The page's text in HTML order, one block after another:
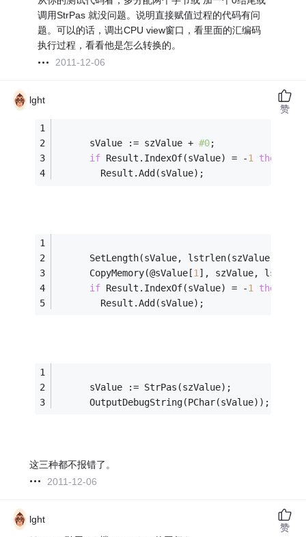
调用StrPas 就没问题。说明直接赋值过程的代码有问
题。可以的话，调出CPU view窗口，看里面的汇编码
执行过程，看看他是怎么转换的。
2011-12-06
lght
      sValue := szValue +
#0;
if Result.IndexOf(sValue) = -1 then
        Result.Add(sValue);
      SetLength(sValue, lstrlen(szValue) +
      CopyMemory(@sValue[
1 ], szValue,
if Result.IndexOf(sValue) = -1
then
        Result.Add(sValue);
      sValue := StrPas(szValue);
      OutputDebugString(PChar(sValue));
这三种都不报错了。
2011-12-06
赞
lght
赞